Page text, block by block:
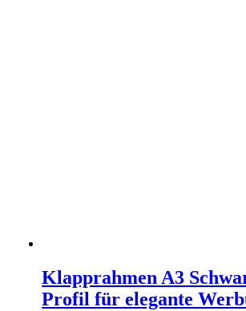
Klapprahmen A3
Profil für elegante